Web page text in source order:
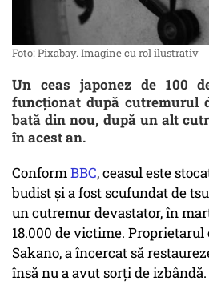
Foto: Pixabay. Imagine cu rol ilustrativ
Un ceas japonez de 100
funcționat după cutremurul
bată din nou, după un alt
în acest an.
ConformBBC, ceasul este
budist și a fost scufundat de
un cutremur devastator, în
18.000 de victime.
Sakano, a încercat să
însă nu a avut sorți de izbândă.